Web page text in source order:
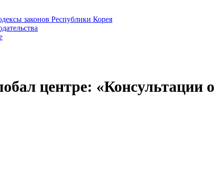
законов Республики Корея
центре: «Консультации